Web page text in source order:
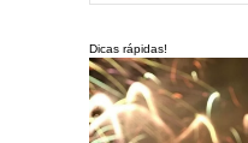
Dicas rápidas!